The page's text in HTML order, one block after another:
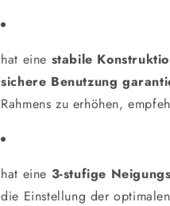
hat eine stabile
sichere Benutzung
Rahmens zu erhöhen,
hat eine 3-stufige
die Einstellung der